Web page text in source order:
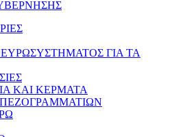
ΓΙΑ ΤΑ
ΚΑΙ ΚΕΡΜΑΤΑ